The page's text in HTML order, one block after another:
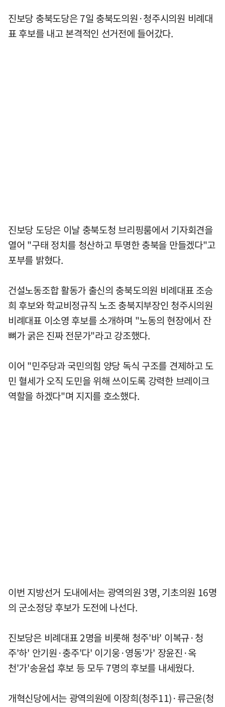
진보당 충북도당은 7일 충북도의원·청주시의원 비례대
표 후보를 내고 본격적인 선거전에 들어갔다.
진보당 도당은 이날 충북도청 브리핑룸에서 기자회견을
열어 "구태 정치를 청산하고 투명한 충북을 만들겠다"고
포부를 밝혔다.
건설노동조합 활동가 출신의 충북도의원 비례대표 조승
희 후보와 학교비정규직 노조 충북지부장인 청주시의원
비례대표 이소영 후보를 소개하며 "노동의 현장에서 잔
뼈가 굵은 진짜 전문가"라고 강조했다.
이어 "민주당과 국민의힘 양당 독식 구조를 견제하고 도
민 혈세가 오직 도민을 위해 쓰이도록 강력한 브레이크
역할을 하겠다"며 지지를 호소했다.
이번 지방선거 도내에서는 광역의원 3명, 기초의원 16명
의 군소정당 후보가 도전에 나선다.
진보당은 비례대표 2명을 비롯해 청주'바' 이복규·청
주'하' 안기원·충주'다' 이기웅·영동'가' 장윤진·옥
천'가'송윤섭 후보 등 모두 7명의 후보를 내세웠다.
개혁신당에서는 광역의원에 이장희(청주11)·류근윤(청